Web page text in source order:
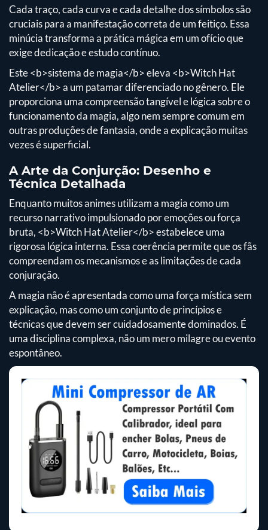
Cada traço, cada curva e cada detalhe dos símbolos são
cruciais para a manifestação correta de um feitiço. Essa
minúcia transforma a prática mágica em um ofício que
exige dedicação e estudo contínuo.
Este <b>sistema de magia</b> eleva <b>Witch Hat
Atelier</b> a um patamar diferenciado no gênero. Ele
proporciona uma compreensão tangível e lógica sobre o
funcionamento da magia, algo nem sempre comum em
outras produções de fantasia, onde a explicação muitas
vezes é superficial.
A Arte da Conjurção: Desenho e
Técnica Detalhada
Enquanto muitos animes utilizam a magia como um
recurso narrativo impulsionado por emoções ou força
bruta, <b>Witch Hat Atelier</b> estabelece uma
rigorosa lógica interna. Essa coerência permite que os fãs
compreendam os mecanismos e as limitações de cada
conjuração.
A magia não é apresentada como uma força mística sem
explicação, mas como um conjunto de princípios e
técnicas que devem ser cuidadosamente dominados. É
uma disciplina complexa, não um mero milagre ou evento
espontâneo.